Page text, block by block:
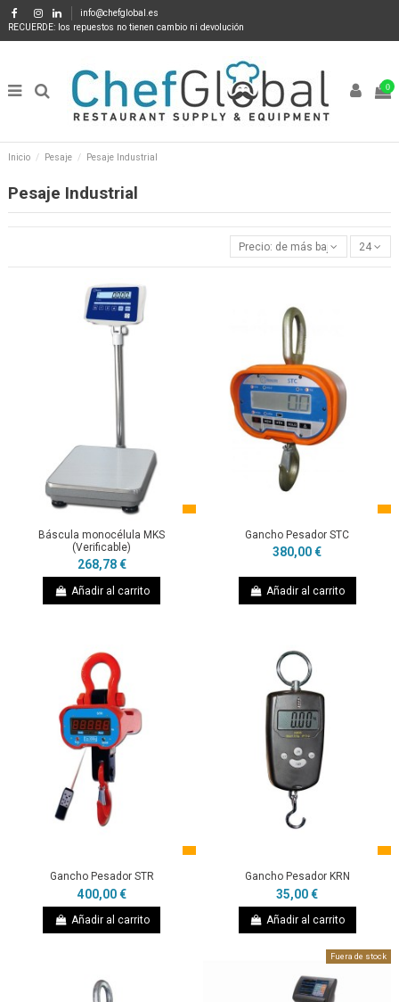
info@chefglobal.es
RECUERDE: los repuestos no tienen cambio ni devolución
0
Inicio Pesaje Pesaje Industrial
Pesaje Industrial
Precio: de más bajo a más alto
24
Báscula monocélula MKS
(Verificable)
268,78 €
Añadir al carrito
Gancho Pesador STC
380,00 €
Añadir al carrito
Gancho Pesador STR
400,00 €
Añadir al carrito
Gancho Pesador KRN
35,00 €
Añadir al carrito
Fuera de stock